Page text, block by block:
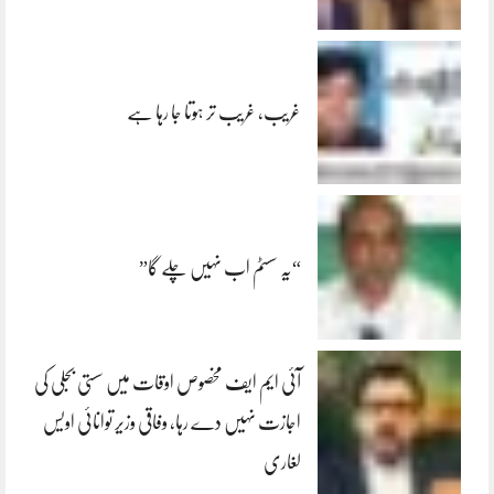
غریب، غریب تر ہوتا جا رہا ہے
“یہ سسٹم اب نہیں چلے گا”
آئی ایم ایف مخصوص اوقات میں سستی بجلی کی
اجازت نہیں دے رہا، وفاقی وزیر توانائی اویس
لغاری